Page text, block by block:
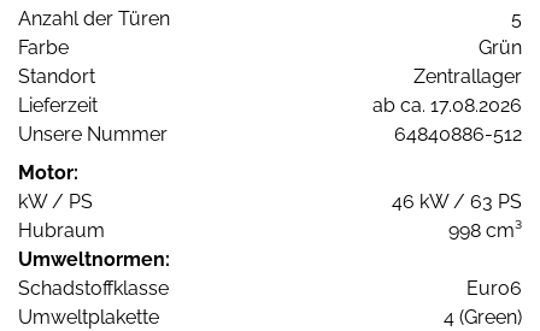
Anzahl der Türen
5
Farbe
Grün
Standort
Zentrallager
Lieferzeit
ab ca. 17.08.2026
Unsere Nummer
64840886-512
Motor:
kW / PS
46 kW / 63 PS
Hubraum
998 cm³
Umweltnormen:
Schadstoffklasse
Euro6
Umweltplakette
4 (Green)